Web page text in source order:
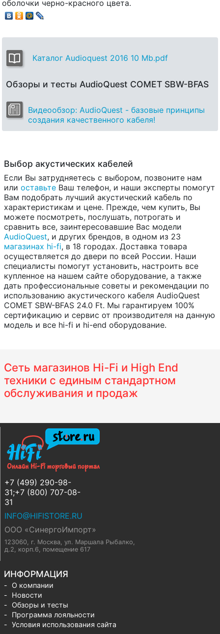
оболочки черно-красного цвета.
Каталог Audioquest 2016 10 Mb.pdf
Обзоры и тесты AudioQuest COMET SBW-BFAS
Видеообзор: AudioQuest - базовые принципы
создания качественного кабеля!
Выбор акустических кабелей
Если Вы затрудняетесь с выбором, позвоните нам
или оставьте Ваш телефон, и наши эксперты помогут
Вам подобрать лучший акустический кабель по
характеристикам и цене. Прежде, чем купить, Вы
можете посмотреть, послушать, потрогать и
сравнить все, заинтересовавшие Вас модели
AudioQuest, и других брендов, в одном из 23
магазинах hi-fi, в 18 городах. Доставка товара
осуществляется до двери по всей России. Наши
специалисты помогут установить, настроить все
купленное на нашем сайте оборудование, а также
дать профессиональные советы и рекомендации по
использованию акустического кабеля AudioQuest
COMET SBW-BFAS 24.0 Ft. Мы гарантируем 100%
сертификацию и сервис от производителя на данную
модель и все hi-fi и hi-end оборудование.
Сеть магазинов Hi-Fi и High End
техники с единым стандартном
обслуживания и продаж
+7 (499) 290-98-
31;+7 (800) 707-08-
31
INFO@HIFISTORE.RU
ООО «СинергоИмпорт»
123060, г. Москва, ул. Маршала Рыбалко,
д.2, корп.6, помещение 617
ИНФОРМАЦИЯ
О компании
Новости
Обзоры и тесты
Программа лояльности
Условия использования сайта